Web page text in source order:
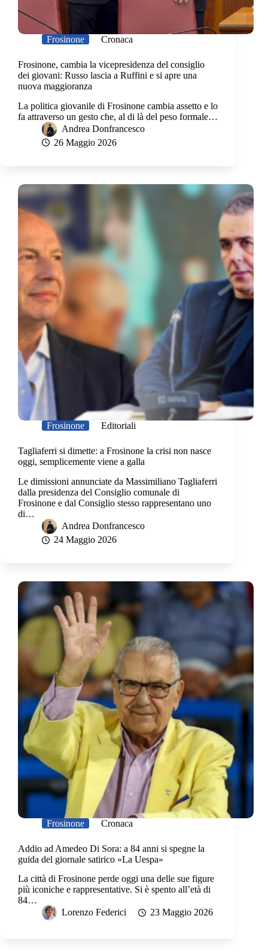
Frosinone Cronaca
Frosinone, cambia la vicepresidenza del consiglio
dei giovani: Russo lascia a Ruffini e si apre una
nuova maggioranza
La politica giovanile di Frosinone cambia assetto e lo
fa attraverso un gesto che, al di là del peso formale…
Andrea Donfrancesco
26 Maggio 2026
Frosinone Editoriali
Tagliaferri si dimette: a Frosinone la crisi non nasce
oggi, semplicemente viene a galla
Le dimissioni annunciate da Massimiliano Tagliaferri
dalla presidenza del Consiglio comunale di
Frosinone e dal Consiglio stesso rappresentano uno
di…
Andrea Donfrancesco
24 Maggio 2026
Frosinone Cronaca
Addio ad Amedeo Di Sora: a 84 anni si spegne la
guida del giornale satirico «La Uespa»
La città di Frosinone perde oggi una delle sue figure
più iconiche e rappresentative. Si è spento all’età di
84…
Lorenzo Federici
23 Maggio 2026